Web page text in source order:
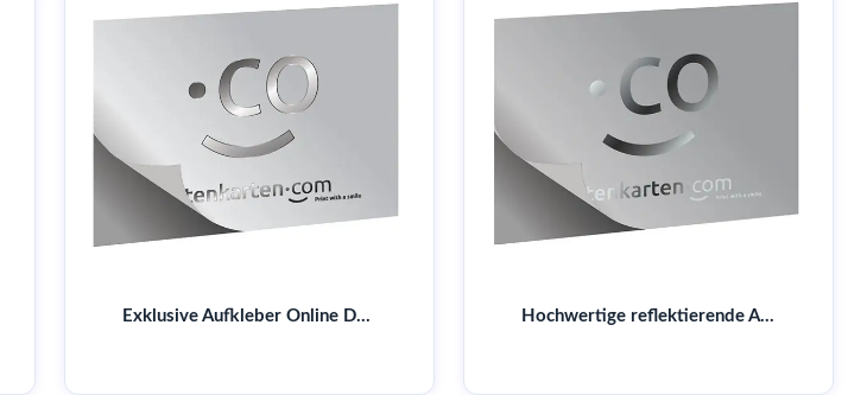
Exklusive Aufkleber Online Drucken | Edle Designs Hochwertige reflektierende Aufkleber kaufen | Große Auswahl & schnelle Lieferung